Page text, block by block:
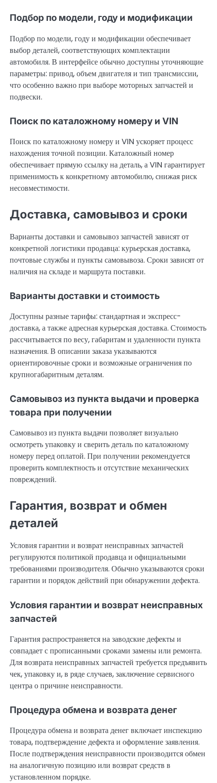
Подбор по модели, году и модификации
Подбор по модели, году и модификации обеспечивает
выбор деталей, соответствующих комплектации
автомобиля. В интерфейсе обычно доступны уточняющие
параметры: привод, объем двигателя и тип трансмиссии,
что особенно важно при выборе моторных запчастей и
подвески.
Поиск по каталожному номеру и VIN
Поиск по каталожному номеру и VIN ускоряет процесс
нахождения точной позиции. Каталожный номер
обеспечивает прямую ссылку на деталь, а VIN гарантирует
применимость к конкретному автомобилю, снижая риск
несовместимости.
Доставка, самовывоз и сроки
Варианты доставки и самовывоз запчастей зависят от
конкретной логистики продавца: курьерская доставка,
почтовые службы и пункты самовывоза. Сроки зависят от
наличия на складе и маршрута поставки.
Варианты доставки и стоимость
Доступны разные тарифы: стандартная и экспресс-
доставка, а также адресная курьерская доставка. Стоимость
рассчитывается по весу, габаритам и удаленности пункта
назначения. В описании заказа указываются
ориентировочные сроки и возможные ограничения по
крупногабаритным деталям.
Самовывоз из пункта выдачи и проверка
товара при получении
Самовывоз из пункта выдачи позволяет визуально
осмотреть упаковку и сверить деталь по каталожному
номеру перед оплатой. При получении рекомендуется
проверить комплектность и отсутствие механических
повреждений.
Гарантия, возврат и обмен
деталей
Условия гарантии и возврат неисправных запчастей
регулируются политикой продавца и официальными
требованиями производителя. Обычно указываются сроки
гарантии и порядок действий при обнаружении дефекта.
Условия гарантии и возврат неисправных
запчастей
Гарантия распространяется на заводские дефекты и
совпадает с прописанными сроками замены или ремонта.
Для возврата неисправных запчастей требуется предъявить
чек, упаковку и, в ряде случаев, заключение сервисного
центра о причине неисправности.
Процедура обмена и возврата денег
Процедура обмена и возврата денег включает инспекцию
товара, подтверждение дефекта и оформление заявления.
После подтверждения неисправности производится обмен
на аналогичную позицию или возврат средств в
установленном порядке.